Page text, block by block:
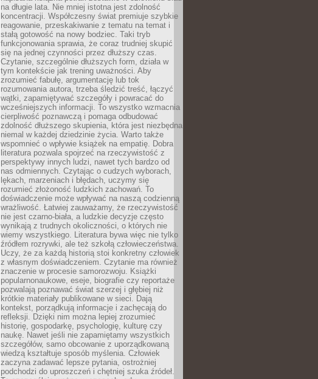
na długie lata. Nie mniej istotna jest zdolność
koncentracji. Współczesny świat premiuje szybkie
reagowanie, przeskakiwanie z tematu na temat i
stałą gotowość na nowy bodziec. Taki tryb
funkcjonowania sprawia, że coraz trudniej skupić
się na jednej czynności przez dłuższy czas.
Czytanie, szczególnie dłuższych form, działa w
tym kontekście jak trening uważności. Aby
zrozumieć fabułę, argumentację lub tok
rozumowania autora, trzeba śledzić treść, łączyć
wątki, zapamiętywać szczegóły i powracać do
wcześniejszych informacji. To wszystko wzmacnia
cierpliwość poznawczą i pomaga odbudować
zdolność dłuższego skupienia, która jest niezbędna
niemal w każdej dziedzinie życia. Warto także
wspomnieć o wpływie książek na empatię. Dobra
literatura pozwala spojrzeć na rzeczywistość z
perspektywy innych ludzi, nawet tych bardzo od
nas odmiennych. Czytając o cudzych wyborach,
lękach, marzeniach i błędach, uczymy się
rozumieć złożoność ludzkich zachowań. To
doświadczenie może wpływać na naszą codzienną
wrażliwość. Łatwiej zauważamy, że rzeczywistość
nie jest czarno-biała, a ludzkie decyzje często
wynikają z trudnych okoliczności, o których nie
wiemy wszystkiego. Literatura bywa więc nie tylko
źródłem rozrywki, ale też szkołą człowieczeństwa.
Uczy, że za każdą historią stoi konkretny człowiek
z własnym doświadczeniem. Czytanie ma również
znaczenie w procesie samorozwoju. Książki
popularnonaukowe, eseje, biografie czy reportaże
pozwalają poznawać świat szerzej i głębiej niż
krótkie materiały publikowane w sieci. Dają
kontekst, porządkują informacje i zachęcają do
refleksji. Dzięki nim można lepiej zrozumieć
historię, gospodarkę, psychologię, kulturę czy
naukę. Nawet jeśli nie zapamiętamy wszystkich
szczegółów, samo obcowanie z uporządkowaną
wiedzą kształtuje sposób myślenia. Człowiek
zaczyna zadawać lepsze pytania, ostrożniej
podchodzi do uproszczeń i chętniej szuka źródeł.